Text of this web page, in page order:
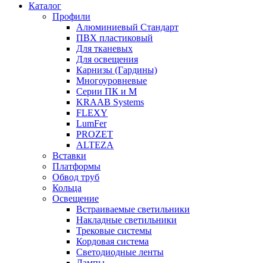
Каталог
Профили
Алюминиевый Стандарт
ПВХ пластиковый
Для тканевых
Для освещения
Карнизы (Гардины)
Многоуровневые
Серии ПК и М
KRAAB Systems
FLEXY
LumFer
PROZET
ALTEZA
Вставки
Платформы
Обвод труб
Кольца
Освещение
Встраиваемые светильники
Накладные светильники
Трековые системы
Кордовая система
Светодиодные ленты